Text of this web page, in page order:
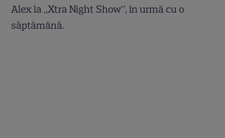
Alex la „Xtra Night Show”, în urmă cu o
săptămână.